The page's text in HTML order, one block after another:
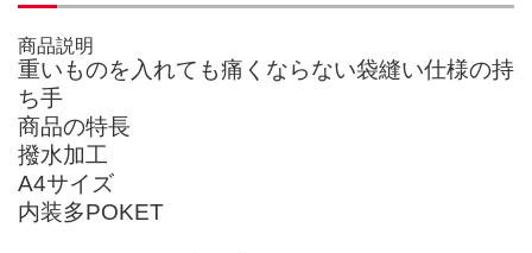
商品説明
重いものを入れても痛くならない袋縫い仕様の持
ち手
商品の特長
撥水加工
A4サイズ
内装多POKET